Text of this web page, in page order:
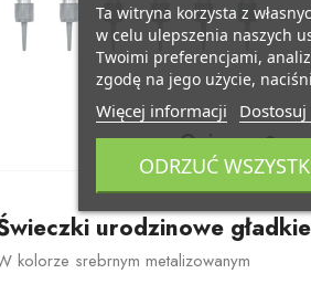
Opis
urodzinowe gładkie
kolorze srebrnym metalizowanym
Ta witryna korzysta z
w celu ulepszenia naszych
Twoimi preferencjami,
zgodę na jego użycie,
Więcej informacji
ODRZUĆ